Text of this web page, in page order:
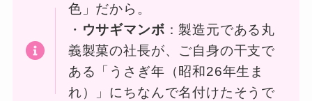
色」だから。
・ ウサギマンボ ：製造元である丸
義製菓の社長が、ご自身の干支で
ある「うさぎ年（昭和26年生ま
れ）」にちなんで名付けたそうで